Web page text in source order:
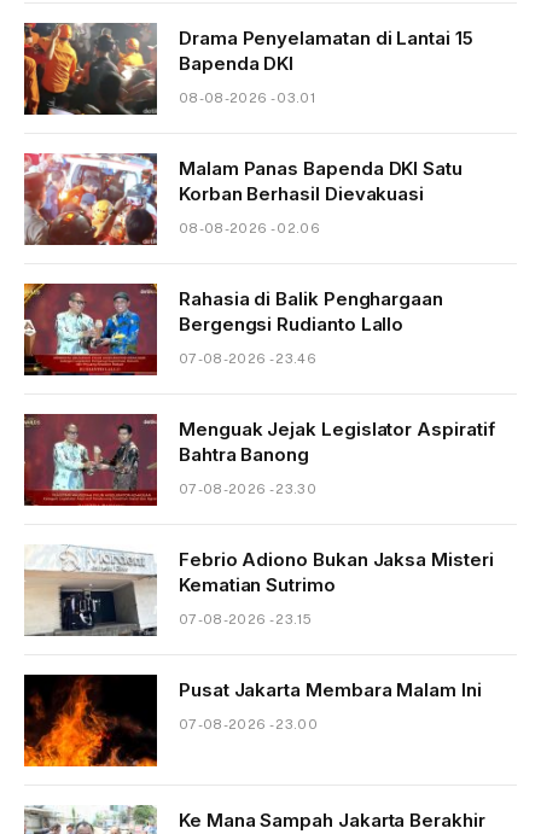
Drama Penyelamatan di Lantai 15
Bapenda DKI
08-08-2026 - 03.01
Malam Panas Bapenda DKI Satu
Korban Berhasil Dievakuasi
08-08-2026 - 02.06
Rahasia di Balik Penghargaan
Bergengsi Rudianto Lallo
07-08-2026 - 23.46
Menguak Jejak Legislator Aspiratif
Bahtra Banong
07-08-2026 - 23.30
Febrio Adiono Bukan Jaksa Misteri
Kematian Sutrimo
07-08-2026 - 23.15
Pusat Jakarta Membara Malam Ini
07-08-2026 - 23.00
Ke Mana Sampah Jakarta Berakhir